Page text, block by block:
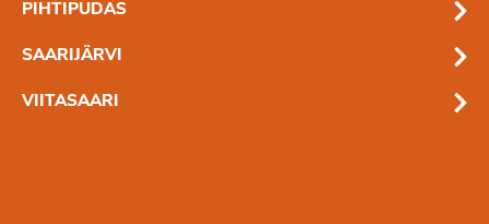
PIHTIPUDAS
SAARIJÄRVI
VIITASAARI